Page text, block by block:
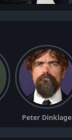
Peter Dinklage